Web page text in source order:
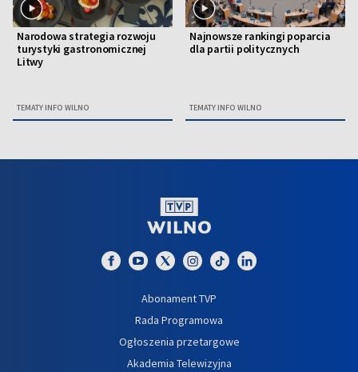
Narodowa strategia rozwoju
turystyki gastronomicznej
Litwy
TEMATY INFO WILNO
Najnowsze rankingi poparcia
dla partii politycznych
TEMATY INFO WILNO
Abonament TVP
Rada Programowa
Ogłoszenia przetargowe
Akademia Telewizyjna